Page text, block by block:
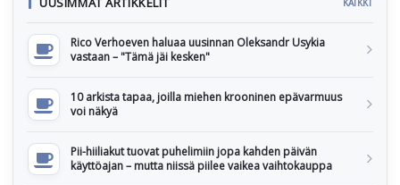
KAIKKI
Rico Verhoeven haluaa uusinnan Oleksandr Usykia
vastaan – "Tämä jäi kesken"
10 arkista tapaa, joilla miehen krooninen epävarmuus
voi näkyä
Pii-hiiliakut tuovat puhelimiin jopa kahden päivän
käyttöajan – mutta niissä piilee vaikea vaihtokauppa